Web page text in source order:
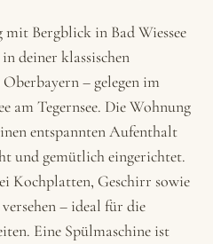
Bergblick in Bad Wiessee
deiner klassischen
– gelegen im
am Tegernsee. Die Wohnung
entspannten Aufenthalt
und gemütlich eingerichtet.
Kochplatten, Geschirr sowie
– ideal für die
Eine Spülmaschine ist